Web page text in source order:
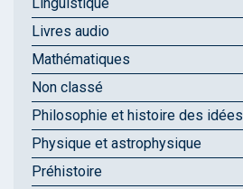
Livres audio
Mathématiques
Non classé
Philosophie et histoire des idées
Physique et astrophysique
Préhistoire